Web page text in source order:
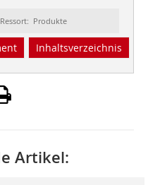
Ressort: Produkte
Inhaltsverzeichnis
Artikel: